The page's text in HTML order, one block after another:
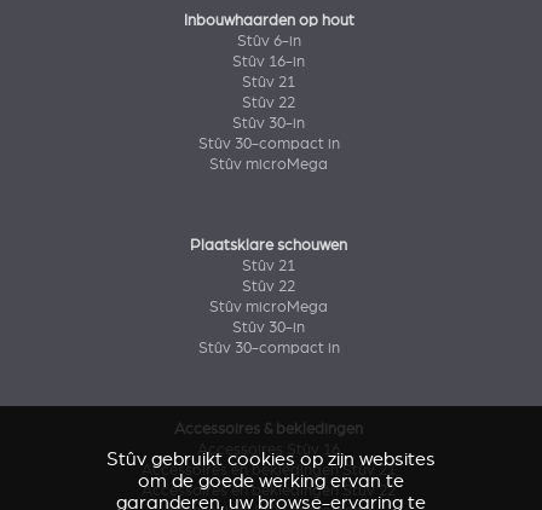
Inbouwhaarden op hout
Stûv 6-in
Stûv 16-in
Stûv 21
Stûv 22
Stûv 30-in
Stûv 30-compact in
Stûv microMega
Plaatsklare schouwen
Stûv 21
Stûv 22
Stûv microMega
Stûv 30-in
Stûv 30-compact in
Accessoires & bekledingen
Accessoires Stûv 16
Accessoires en bekledingen Stûv 21
Accessoires en bekledingen Stûv 22
Stûv gebruikt cookies op zijn websites
om de goede werking ervan te
garanderen, uw browse-ervaring te